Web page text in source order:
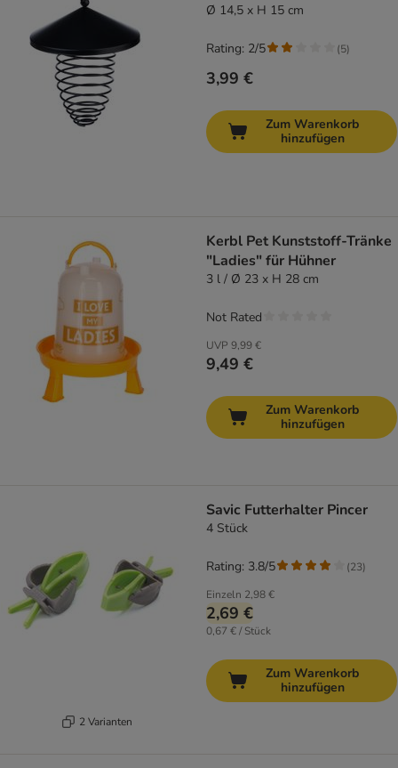
Ø 14,5 x H 15 cm
3,99 €
Rating: 2/5 (5)
Zum Warenkorb
hinzufügen
Kerbl Pet Kunststoff-Tränke
"Ladies" für Hühner
3 l / Ø 23 x H 28 cm
UVP 9,99 €
9,49 €
Not Rated
Zum Warenkorb
hinzufügen
2 Varianten
Savic Futterhalter Pincer
4 Stück
Einzeln 2,98 €
2,69 €
0,67 € / Stück
Rating: 3.8/5 (23)
Zum Warenkorb
hinzufügen